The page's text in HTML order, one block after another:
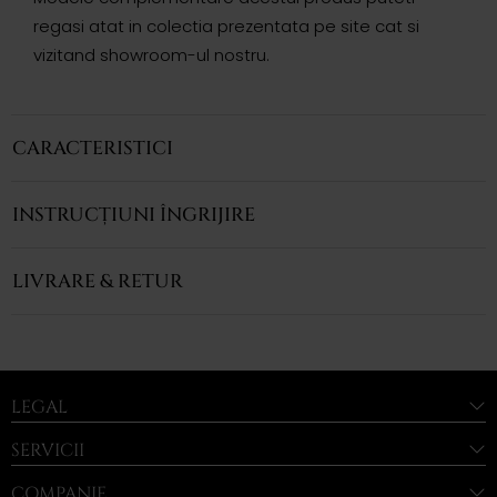
regasi atat in colectia prezentata pe site cat si
vizitand showroom-ul nostru.
CARACTERISTICI
INSTRUCȚIUNI ÎNGRIJIRE
LIVRARE & RETUR
LEGAL
SERVICII